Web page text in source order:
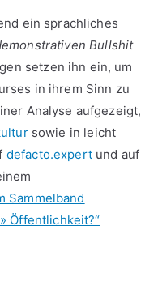
ein sprachliches
Bullshit
setzen ihn ein, um
in ihrem Sinn zu
Analyse aufgezeigt,
sowie in leicht
defacto.expertund auf
Sammelband
Öffentlichkeit?“